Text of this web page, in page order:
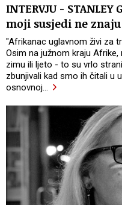
INTERVJU -
moji susjedi ne
"Afrikanac uglavnom živi za
Osim na južnom kraju
zimu ili ljeto - to su vrlo
zbunjivali kad smo ih čitali u
osnovnoj